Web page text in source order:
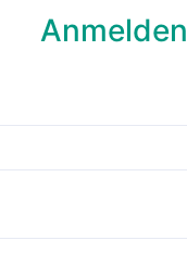
Anmelden